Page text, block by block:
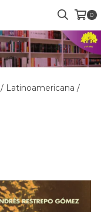
0
/ Latinoamericana /